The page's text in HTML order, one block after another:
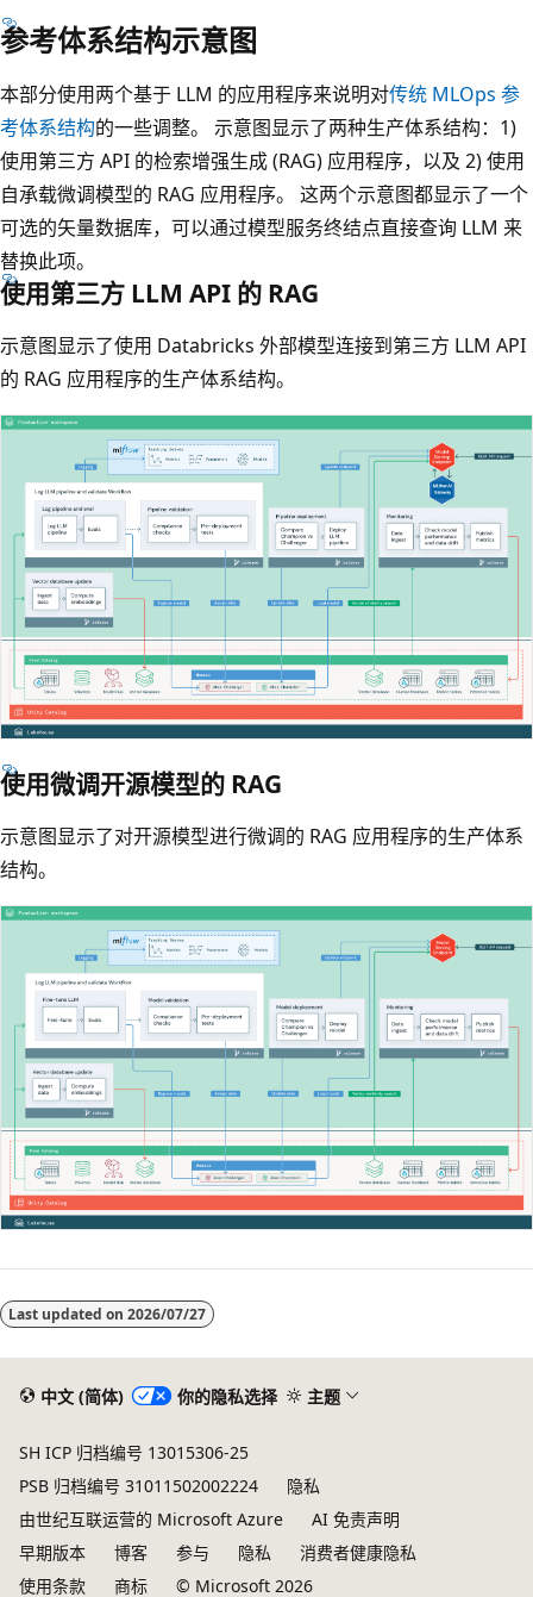
参考体系结构示意图
本部分使用两个基于 LLM 的应用程序来说明对传统 MLOps 参
考体系结构的一些调整。 示意图显示了两种生产体系结构：1)
使用第三方 API 的检索增强生成 (RAG) 应用程序，以及 2) 使用
自承载微调模型的 RAG 应用程序。 这两个示意图都显示了一个
可选的矢量数据库，可以通过模型服务终结点直接查询 LLM 来
替换此项。
使用第三方 LLM API 的 RAG
示意图显示了使用 Databricks 外部模型连接到第三方 LLM API
的 RAG 应用程序的生产体系结构。
使用微调开源模型的 RAG
示意图显示了对开源模型进行微调的 RAG 应用程序的生产体系
结构。
Last updated on 2026/07/27
中文 (简体) 你的隐私选择 主题
SH ICP 归档编号 13015306-25
PSB 归档编号 31011502002224
隐私
由世纪互联运营的 Microsoft Azure
AI 免责声明
早期版本
博客 参与 隐私
消费者健康隐私
使用条款
商标 © Microsoft 2026